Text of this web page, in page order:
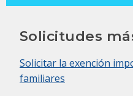
Solicitudes
Solicitar la exención
familiares